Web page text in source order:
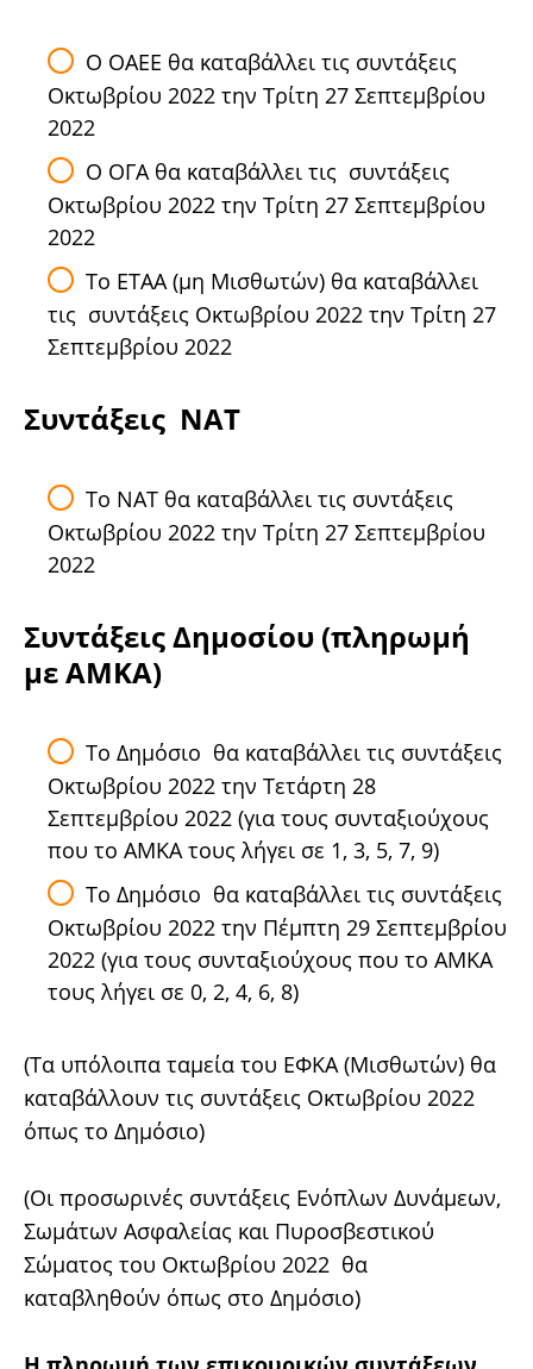
Ο ΟΑΕΕ θα καταβάλλει τις συντάξεις
Οκτωβρίου 2022 την Τρίτη 27 Σεπτεμβρίου
2022
Ο ΟΓΑ θα καταβάλλει τις συντάξεις
Οκτωβρίου 2022 την Τρίτη 27 Σεπτεμβρίου
2022
Το ΕΤΑΑ (μη Μισθωτών) θα καταβάλλει
τις συντάξεις Οκτωβρίου 2022 την Τρίτη 27
Σεπτεμβρίου 2022
Συντάξεις ΝΑΤ
Το ΝΑΤ θα καταβάλλει τις συντάξεις
Οκτωβρίου 2022 την Τρίτη 27 Σεπτεμβρίου
2022
Συντάξεις Δημοσίου (πληρωμή
με ΑΜΚΑ)
Το Δημόσιο θα καταβάλλει τις συντάξεις
Οκτωβρίου 2022 την Τετάρτη 28
Σεπτεμβρίου 2022 (για τους συνταξιούχους
που το ΑΜΚΑ τους λήγει σε 1, 3, 5, 7, 9)
Το Δημόσιο θα καταβάλλει τις συντάξεις
Οκτωβρίου 2022 την Πέμπτη 29 Σεπτεμβρίου
2022 (για τους συνταξιούχους που το ΑΜΚΑ
τους λήγει σε 0, 2, 4, 6, 8)
(Τα υπόλοιπα ταμεία του ΕΦΚΑ (Μισθωτών) θα
καταβάλλουν τις συντάξεις Οκτωβρίου 2022
όπως το Δημόσιο)
(Οι προσωρινές συντάξεις Ενόπλων Δυνάμεων,
Σωμάτων Ασφαλείας και Πυροσβεστικού
Σώματος του Οκτωβρίου 2022 θα
καταβληθούν όπως στο Δημόσιο)